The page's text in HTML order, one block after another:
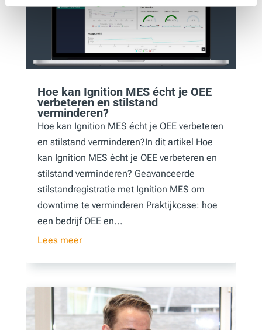
Hoe kan Ignition MES écht je OEE
verbeteren en stilstand
verminderen?
Hoe kan Ignition MES écht je OEE verbeteren
en stilstand verminderen?In dit artikel Hoe
kan Ignition MES écht je OEE verbeteren en
stilstand verminderen? Geavanceerde
stilstandregistratie met Ignition MES om
downtime te verminderen Praktijkcase: hoe
een bedrijf OEE en...
Lees meer